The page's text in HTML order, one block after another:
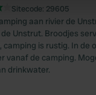
of our site with our
provided to
Sitecode: 29605
aan rivier de
Unstrut. Broodjes
camping is rustig. In de
vanaf de camping.
drinkwater.